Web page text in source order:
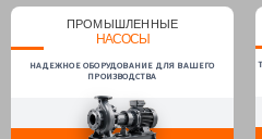
ПРОМЫШЛЕННЫЕ
НАСОСЫ
НАДЕЖНОЕ ОБОРУДОВАНИЕ ДЛЯ ВАШЕГО
ПРОИЗВОДСТВА